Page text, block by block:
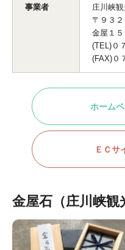
事業者
庄川峡
〒９３
金屋１５
(TEL)０
(FAX)０
ホーム
ＥＣサ
金屋石（庄川峡観